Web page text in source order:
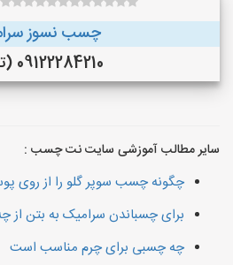
چسب نسوز
09122284210 (تهران)
سایر مطالب آموزشی سایت نت چسب :
چگونه چسب سوپر گلو را از روی
برای چسباندن سرامیک به بتن از
چه چسبی برای چرم مناسب است